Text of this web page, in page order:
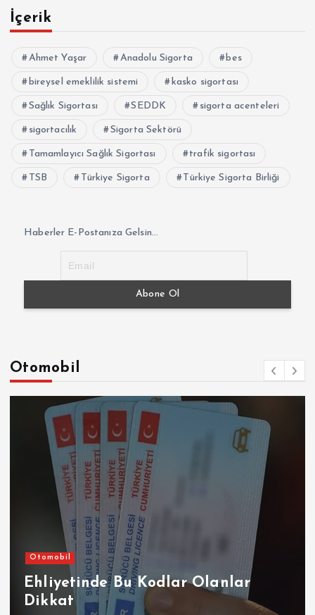
İçerik
Ahmet Yaşar Anadolu Sigorta bes
bireysel emeklilik sistemi kasko sigortası
Sağlık Sigortası SEDDK sigorta acenteleri
sigortacılık Sigorta Sektörü
Tamamlayıcı Sağlık Sigortası trafik sigortası
TSB Türkiye Sigorta Türkiye Sigorta Birliği
Haberler E-Postanıza Gelsin...
Otomobil
Otomobil
Ehliyetinde Bu Kodlar Olanlar
Dikkat